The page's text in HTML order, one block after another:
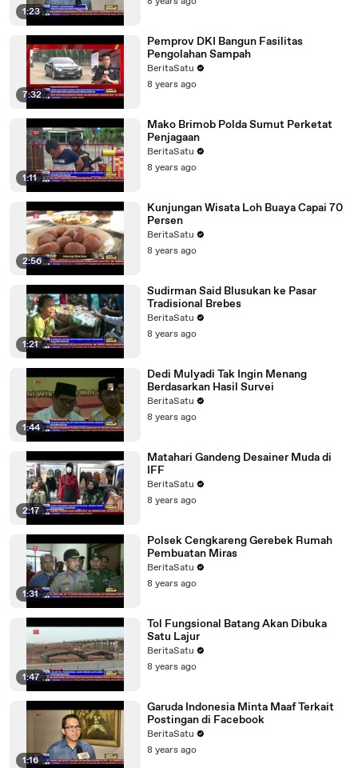
1:23
7:32
Pemprov DKI Bangun Fasilitas
Pengolahan Sampah
BeritaSatu
8 years ago
1:11
Mako Brimob Polda Sumut Perketat
Penjagaan
BeritaSatu
8 years ago
2:56
Kunjungan Wisata Loh Buaya Capai 70
Persen
BeritaSatu
8 years ago
1:21
Sudirman Said Blusukan ke Pasar
Tradisional Brebes
BeritaSatu
8 years ago
1:44
Dedi Mulyadi Tak Ingin Menang
Berdasarkan Hasil Survei
BeritaSatu
8 years ago
2:17
Matahari Gandeng Desainer Muda di
IFF
BeritaSatu
8 years ago
1:31
Polsek Cengkareng Gerebek Rumah
Pembuatan Miras
BeritaSatu
8 years ago
1:47
Tol Fungsional Batang Akan Dibuka
Satu Lajur
BeritaSatu
8 years ago
1:16
Garuda Indonesia Minta Maaf Terkait
Postingan di Facebook
BeritaSatu
8 years ago